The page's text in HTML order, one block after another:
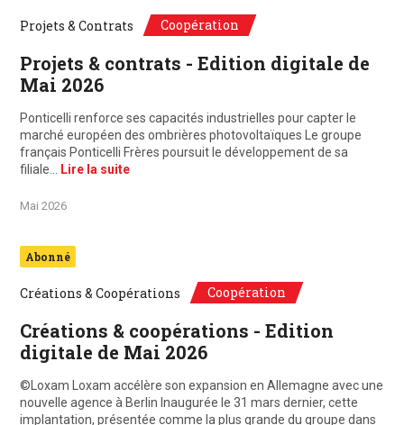
Projets & Contrats Coopération
Projets & contrats - Edition digitale de
Mai 2026
Ponticelli renforce ses capacités industrielles pour capter le
marché européen des ombrières photovoltaïques Le groupe
français Ponticelli Frères poursuit le développement de sa
filiale… Lire la suite
Mai 2026
Abonné
Créations & Coopérations Coopération
Créations & coopérations - Edition
digitale de Mai 2026
©Loxam Loxam accélère son expansion en Allemagne avec une
nouvelle agence à Berlin Inaugurée le 31 mars dernier, cette
implantation, présentée comme la plus grande du groupe dans